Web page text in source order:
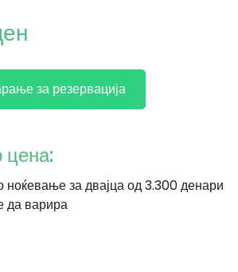
за резервација
цена:
ноќевање за двајца од 3.300 денари
да варира